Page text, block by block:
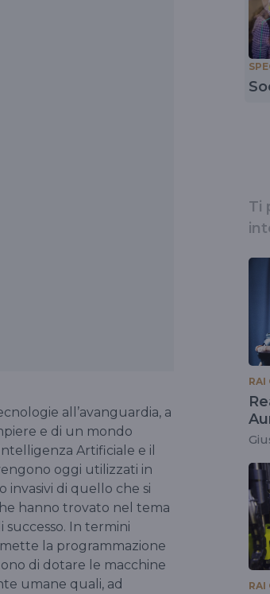
all’avanguardia, a
e di un mondo
Artificiale e il
oggi utilizzati in
invasivi di quello che si
hanno trovato nel tema
In termini
la programmazione
di dotare le macchine
umane quali, ad
Ti
RAI
RAI